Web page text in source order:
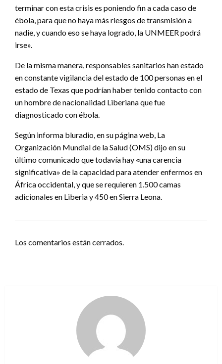
terminar con esta crisis es poniendo fin a cada caso de
ébola, para que no haya más riesgos de transmisión a
nadie, y cuando eso se haya logrado, la UNMEER podrá
irse».
De la misma manera, responsables sanitarios han estado
en constante vigilancia del estado de 100 personas en el
estado de Texas que podrían haber tenido contacto con
un hombre de nacionalidad Liberiana que fue
diagnosticado con ébola.
Según informa bluradio, en su página web, La
Organización Mundial de la Salud (OMS) dijo en su
último comunicado que todavía hay «una carencia
significativa» de la capacidad para atender enfermos en
África occidental, y que se requieren 1.500 camas
adicionales en Liberia y 450 en Sierra Leona.
Los comentarios están cerrados.